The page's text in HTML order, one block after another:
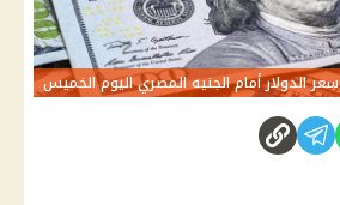
سعر الدولار أمام الجنيه المصري اليوم الخميس